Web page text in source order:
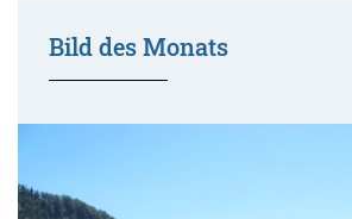
Bild des Monats